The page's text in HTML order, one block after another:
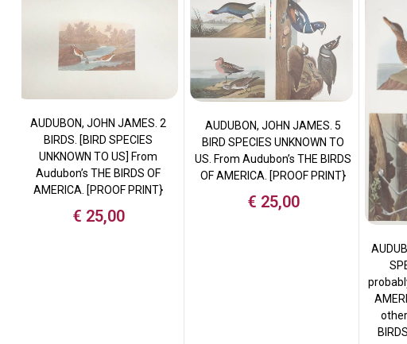
AUDUBON, JOHN JAMES. 2
BIRDS. [BIRD SPECIES
UNKNOWN TO US] From
Audubon’s THE BIRDS OF
AMERICA. [PROOF PRINT}
€ 25,00
AUDUBON, JOHN JAMES. 5
BIRD SPECIES UNKNOWN TO
US. From Audubon’s THE BIRDS
OF AMERICA. [PROOF PRINT}
€ 25,00